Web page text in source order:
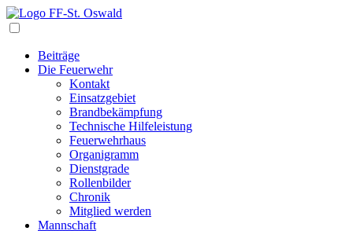
Beiträge
Die Feuerwehr
Kontakt
Einsatzgebiet
Brandbekämpfung
Technische Hilfeleistung
Feuerwehrhaus
Organigramm
Dienstgrade
Rollenbilder
Chronik
Mitglied werden
Mannschaft